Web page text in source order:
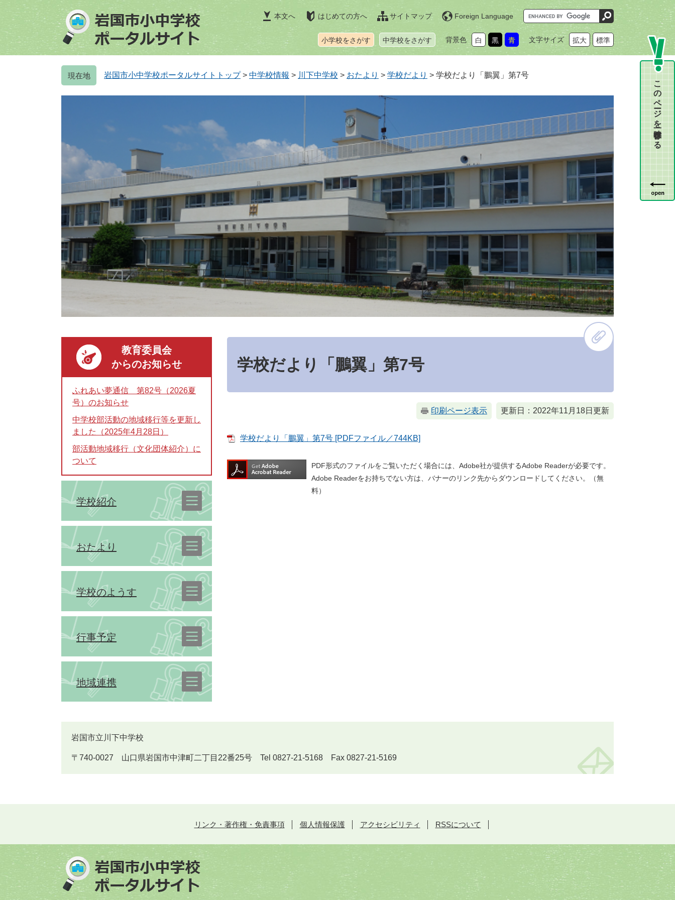
ジ
先
ュ
を
本文へ はじめての方へ サイトマップ Foreign Language
G
o
o
l
カ
ム
小学校をさがす 中学校をさがす 背景色 白 黒 青 文字サイズ 拡大 標準
岩国市小中学校ポータルサイトトップ > 中学校情報 > 川下中学校 > おたより > 学校だより > 学校だより「鵬翼」第7号
学校だより「鵬翼」第7号
印刷ページ表示 更新日：2022年11月18日更新
学校だより「鵬翼」第7号 [PDFファイル／744KB]
PDF形式のファイルをご覧いただく場合には、Adobe社が提供するAdobe Readerが必要です。
Adobe Readerをお持ちでない方は、バナーのリンク先からダウンロードしてください。（無
料）
教育委員会
からのお知らせ
ふれあい夢通信 第82号（2026夏
号）のお知らせ
中学校部活動の地域移行等を更新し
ました（2025年4月28日）
部活動地域移行（文化団体紹介）に
ついて
学校紹介
おたより
学校のようす
行事予定
地域連携
岩国市立川下中学校
〒740-0027 山口県岩国市中津町二丁目22番25号 Tel 0827-21-5168 Fax 0827-21-5169
リンク・著作権・免責事項 個人情報保護 アクセシビリティ RSSについて
このページを一時保存する